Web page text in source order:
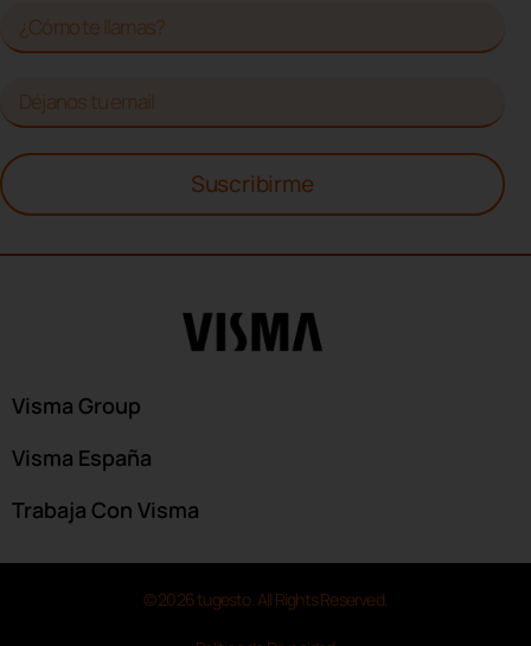
Suscribirme
Visma Group
Visma España
Trabaja Con Visma
© 2026 tugesto. All Rights Reserved.